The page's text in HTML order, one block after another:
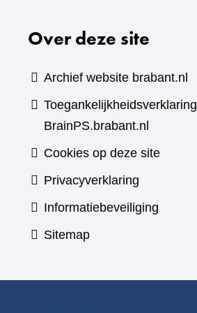
Over deze site
Archief website brabant.nl
Toegankelijkheidsverklaring
BrainPS.brabant.nl
Cookies op deze site
Privacyverklaring
Informatiebeveiliging
Sitemap